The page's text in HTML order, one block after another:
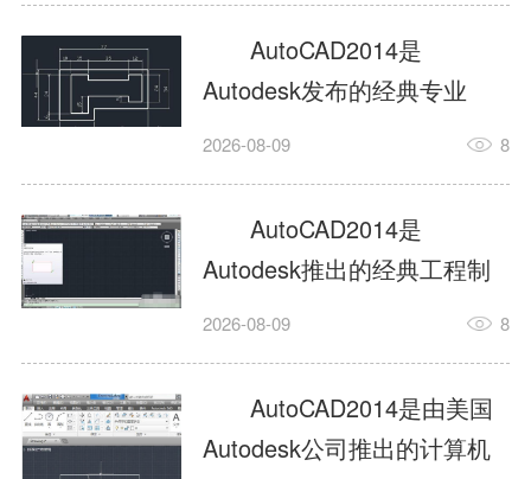
行业工程设计。版本新增图
纸标签页、实景地理地图、
协同设计交流模块，优化命
令行智能纠错与图层批量管
理，支持Win8触屏操作、点
云扫描数据导入，兼容各类
DWG图纸格式，文件互通...
AutoCAD2014是
Autodesk发布的经典专业
CAD制图设计软件，是工程
绘图工具。软件专注精准二
维绘图、图纸编辑、参数化
设计及基础三维建模，广泛
应用于建筑设计、机械制
造、土木工程、室内设计等
多个行业。软件优化绘图流
畅度与文件兼容性，支持参
2026-08-09 8
AutoCAD2014是
Autodesk推出的经典工程制
图设计软件，主打高效精准
建模作业，适配建筑、机
械、市政、室内设计等多行
业场景。软件优化运行机制
2026-08-09 8
AutoCAD2014是由美国
Autodesk公司推出的计算机